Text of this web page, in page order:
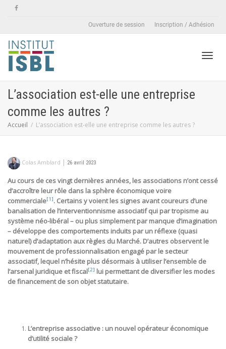
Ouverture de session Inscription / Adhésion
L’association est-elle une entreprise
comme les autres ?
Accueil L’association est-elle une entreprise comme les autres ?
Colas Amblard | 26 avril 2023
Au cours de ces vingt dernières années, les associations n’ont cessé
d’accroître leur rôle dans la sphère économique voire
commerciale[1]. Certains y voient les signes avant coureurs d’une
banalisation de l’interventionnisme associatif qui par tropisme au
système néo-libéral – ou plus simplement par manque d’imagination
– développe des comportements induits par un réflexe (quasi
naturel) d’adaptation aux règles du Marché. D’autres observent le
mouvement de professionnalisation engagé par le secteur
associatif, lequel n’hésite plus désormais à utiliser l’ensemble de
l’arsenal juridique et fiscal[2] lui permettant de diversifier les modes
de financement de son objet statutaire.
L’entreprise associative : un nouvel opérateur économique
d’utilité sociale ?